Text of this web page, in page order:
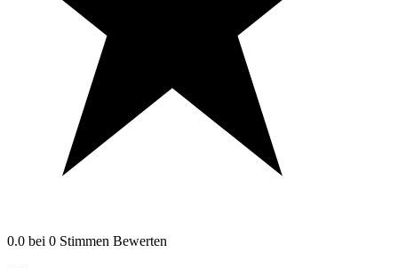
0.0 bei 0 Stimmen Bewerten